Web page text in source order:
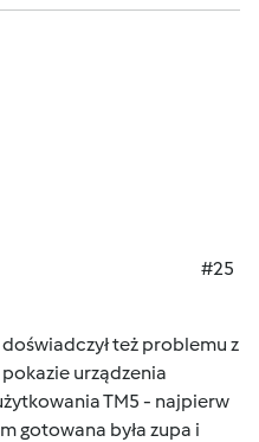
#25
też problemu z
pokazie urządzenia
TM5 - najpierw
gotowana była zupa i